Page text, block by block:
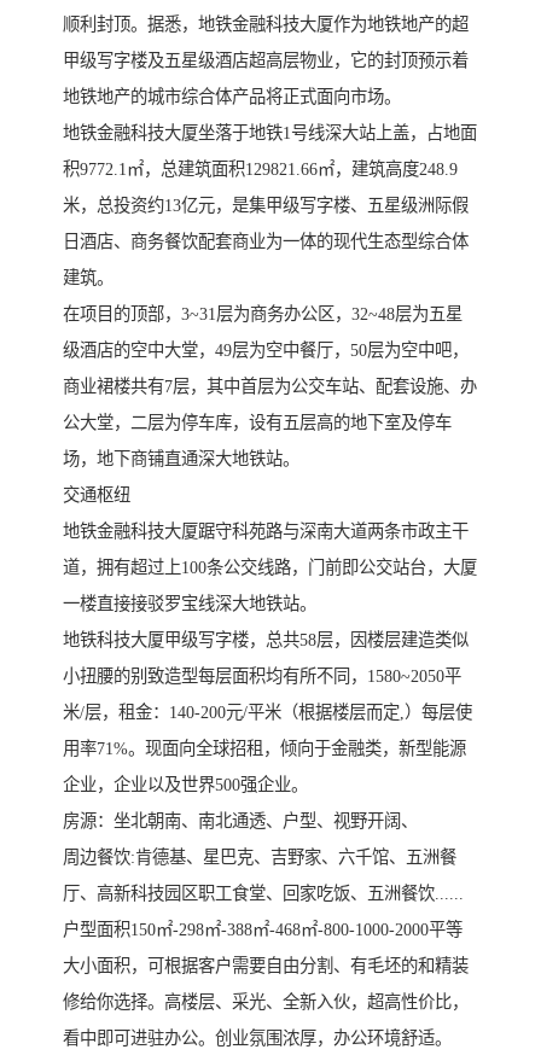
顺利封顶。据悉，地铁金融科技大厦作为地铁地产的超
甲级写字楼及五星级酒店超高层物业，它的封顶预示着
地铁地产的城市综合体产品将正式面向市场。
地铁金融科技大厦坐落于地铁1号线深大站上盖，占地面
积9772.1㎡，总建筑面积129821.66㎡，建筑高度248.9
米，总投资约13亿元，是集甲级写字楼、五星级洲际假
日酒店、商务餐饮配套商业为一体的现代生态型综合体
建筑。
在项目的顶部，3~31层为商务办公区，32~48层为五星
级酒店的空中大堂，49层为空中餐厅，50层为空中吧，
商业裙楼共有7层，其中首层为公交车站、配套设施、办
公大堂，二层为停车库，设有五层高的地下室及停车
场，地下商铺直通深大地铁站。
交通枢纽
地铁金融科技大厦踞守科苑路与深南大道两条市政主干
道，拥有超过上100条公交线路，门前即公交站台，大厦
一楼直接接驳罗宝线深大地铁站。
地铁科技大厦甲级写字楼，总共58层，因楼层建造类似
小扭腰的别致造型每层面积均有所不同，1580~2050平
米/层，租金：140-200元/平米（根据楼层而定,）每层使
用率71%。现面向全球招租，倾向于金融类，新型能源
企业，企业以及世界500强企业。
房源：坐北朝南、南北通透、户型、视野开阔、
周边餐饮:肯德基、星巴克、吉野家、六千馆、五洲餐
厅、高新科技园区职工食堂、回家吃饭、五洲餐饮......
户型面积150㎡-298㎡-388㎡-468㎡-800-1000-2000平等
大小面积，可根据客户需要自由分割、有毛坯的和精装
修给你选择。高楼层、采光、全新入伙，超高性价比，
看中即可进驻办公。创业氛围浓厚，办公环境舒适。